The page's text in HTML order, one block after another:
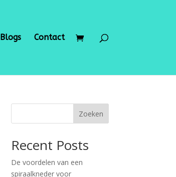
Blogs Contact
Zoeken
Recent Posts
De voordelen van een
spiraalkneder voor